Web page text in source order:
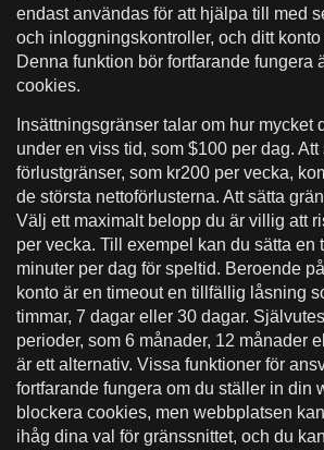
endast användas för att hjälpa till med
och inloggningskontroller, och ditt
Denna funktion bör fortfarande fungera
cookies.
Insättningsgränser talar om hur mycket
under en viss tid, som $100 per dag. Att
förlustgränser, som kr200 per vecka,
de största nettoförlusterna. Att sätta
Välj ett maximalt belopp du är villig att
per vecka. Till exempel kan du sätta en
minuter per dag för speltid. Beroende
konto är en timeout en tillfällig låsning
timmar, 7 dagar eller 30 dagar.
perioder, som 6 månader, 12 månader
är ett alternativ. Vissa funktioner för
fortfarande fungera om du ställer in din
blockera cookies, men webbplatsen
ihåg dina val för gränssnittet, och du